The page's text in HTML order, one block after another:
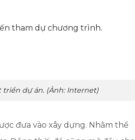
tham dự chương trình.
dự án. (Ảnh: Internet)
đưa vào xây dựng. Nhằm thể